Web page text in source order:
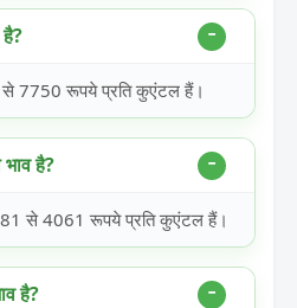
है?
से 7750 रूपये प्रति कुएंटल हैं।
है?
से 4061 रूपये प्रति कुएंटल हैं।
है?